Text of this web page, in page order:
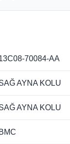
70084-AA
AYNA KOLU
AYNA KOLU
BMC